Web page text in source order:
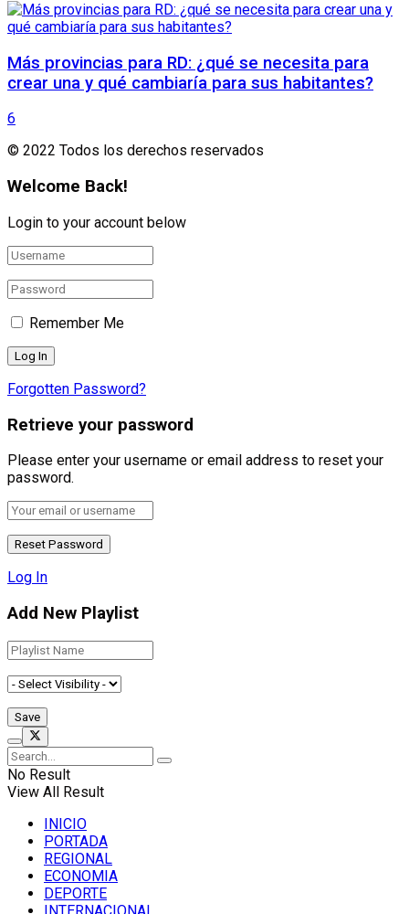
Más provincias para RD: ¿qué se necesita para
crear una y qué cambiaría para sus habitantes?
6
© 2022 Todos los derechos reservados
Welcome Back!
Login to your account below
Remember Me
Forgotten Password?
Retrieve your password
Please enter your username or email address to reset your
password.
Log In
Add New Playlist
No Result
View All Result
INICIO
PORTADA
REGIONAL
ECONOMIA
DEPORTE